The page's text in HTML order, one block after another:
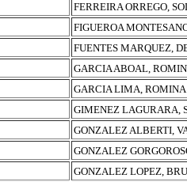
FERREIRA ORREGO,
FIGUEROA
FUENTES MARQUEZ,
GARCIA ABOAL,
GARCIA LIMA,
GIMENEZ LAGURARA,
GONZALEZ ALBERTI,
GONZALEZ
GONZALEZ LOPEZ,